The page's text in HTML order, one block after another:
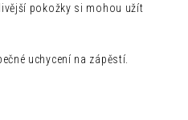
pokožky si mohou užít
uchycení na zápěstí.